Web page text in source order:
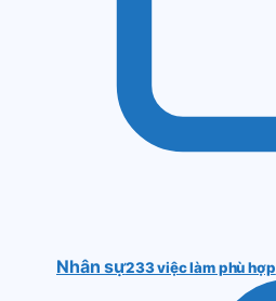
Nhân sự233 việc làm phù hợp